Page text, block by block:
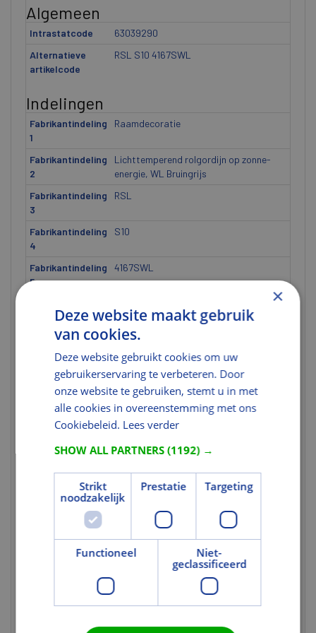
Algemeen
Intrastatcode
63039290
Alternatieve
artikelcode
RSL S10 4167SWL
Indelingen
Fabrikantindeling
1
Raamdecoratie
Fabrikantindeling
2
Lichttemperend rolgordijn op zonne-
energie, WL Bruingrijs
Fabrikantindeling
3
RSL
Fabrikantindeling
4
S10
Fabrikantindeling
5
4167SWL
Gewicht
Nettogewicht
2,54
Brutogewicht
3,151
Gewicht eenheid st
Kleur en Oppervlak
Tekst
VELUX lichtregulerende rolgordijnen
solar kunnen op afstand worden
licht en uw privacy traploos te
reguleren in kamers die niet geheel
hoeven te worden verduisterd. U
gebruiken op zowel handbediende als
×
Deze website maakt gebruik
van cookies.
Deze website gebruikt cookies om uw
gebruikerservaring te verbeteren. Door
onze website te gebruiken, stemt u in met
alle cookies in overeenstemming met ons
Cookiebeleid. Lees verder
SHOW ALL PARTNERS(1192) →
Strikt
noodzakelijk
Prestatie Targeting
Functioneel
Niet-
geclassificeerd